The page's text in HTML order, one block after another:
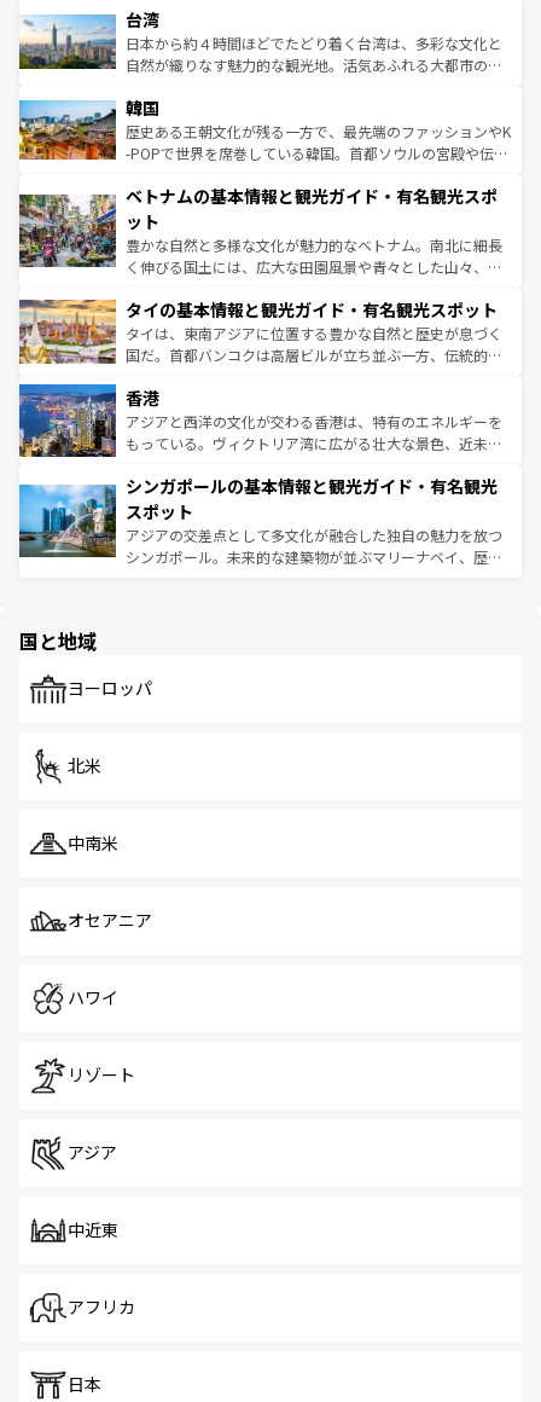
人々、おいしいローカルフードやハワイアンミュージッ
ク、伝統的なフラダンスなど、すべてがハワイの魅力を彩
っている。訪れるたびに新しい発見と感動が待っているハ
はコンテンツ一覧
リアリーフや大陸中央部にそびえるウルル（エアーズロッ
ク）、タスマニアの美しい原生林やケアンズの熱帯雨林な
ど、見どころがたくさん。また、カフェやワイン、オージ
いる。アクティビティも充実しており、サーフィンやダイ
ビング、ハイキングなど、アウトドア好きにはたまらな
い。オーストラリアの多彩な魅力を存分に味わいつくそ
参照してほしい。
台湾
日本から約４時間ほどでたどり着く台湾は、多彩な文化と
自然が織りなす魅力的な観光地。活気あふれる大都市の台
ン）、静ひつな山岳地帯である台湾東部など、都市の喧騒
と山間の静けさが共存しており、訪れる人に新しい発見と
驚きをもたらしてくれる。また、奥深い台湾の食文化も魅
容にもいいと評判のスイーツなど、バラエティ豊かな料理
照してほしい。
韓国
歴史ある王朝文化が残る一方で、最先端のファッションやK
-POPで世界を席巻している韓国。首都ソウルの宮殿や伝統
き、地方に足を延ばせば四季折々の自然美を楽しむことが
できる。そして、キムチや焼肉、絶品のストリートフード
まで、さまざまな韓国料理が待っている。夜には、韓国な
らではのナイトライフも堪能できる。あたたかいホスピタ
わってみてほしい。 なお、新着の韓国情報はコンテンツ一
覧 を参照してほしい。
ベトナムの基本情報と観光ガイド・有名観光スポ
ット
豊かな自然と多様な文化が魅力的なベトナム。南北に細長
く伸びる国土には、広大な田園風景や青々とした山々、世
急速な発展と共に伝統が息づく。ハノイの古い町並みやホ
ーチミン市のフランス統治時代の建物も、独特の雰囲気を
醸し出している。また、バラエティの豊かさとおいしさで
とつ。フォーやバインミー、ベトナムコーヒーなどは、ぜ
ひ現地で味わいたい。どの地域を訪れてもあたたかい人々
が旅行者を迎えてくれるので、きっと忘れられない旅にな
参照してほしい。
タイの基本情報と観光ガイド・有名観光スポット
タイは、東南アジアに位置する豊かな自然と歴史が息づく
国だ。首都バンコクは高層ビルが立ち並ぶ一方、伝統的な
の活気が交差している。北部ではチェンマイなどの山岳地
帯で自然と触れ合い、南部ではプーケットやクラビの美し
いビーチでリゾート気分を楽しむことができる。タイ料理
激する。気候は一年中温暖で、どの季節にも異なる楽しみ
が待っている。親しみやすいタイの人々、仏教を中心とし
た文化、そして多様な観光資源が、訪れる旅人を魅了し続
ける。 なお、新着のタイ情報はコンテンツ一覧を参照して
香港
アジアと西洋の文化が交わる香港は、特有のエネルギーを
もっている。ヴィクトリア湾に広がる壮大な景色、近未来
み、どこを訪れても感動するはず。観光スポットが密集し
ており、効率よく見どころを回れるのも魅力。息をのむよ
うな絶景から文化的な体験まで、香港を存分に楽しみ尽く
そう。 なお、新着の香港情報はコンテンツ一覧を参照して
シンガポールの基本情報と観光ガイド・有名観光
スポット
アジアの交差点として多文化が融合した独自の魅力を放つ
シンガポール。未来的な建築物が並ぶマリーナベイ、歴史
で、ホーカーズは地元の風情を楽しめる外せないスポット
国と地域
ヨーロッパ
北米
中南米
オセアニア
ハワイ
リゾート
アジア
中近東
アフリカ
日本